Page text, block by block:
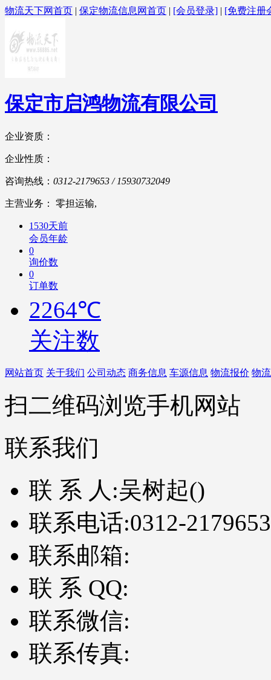
物流天下网首页 | 保定物流信息网首页 | [会员登录] | [免费注册
保定市启鸿物流有限公司
企业资质：
企业性质：
咨询热线： 0312-2179653 / 15930732049
主营业务： 零担运输,
1530天前
会员年龄
0
询价数
0
订单数
2264℃
关注数
网站首页 关于我们 公司动态 商务信息 车源信息 物流报价 物
扫二维码浏览手机网站
联系我们
联 系 人:吴树起()
联系电话:0312-
联系邮箱:
联 系 QQ:
联系微信:
联系传真: